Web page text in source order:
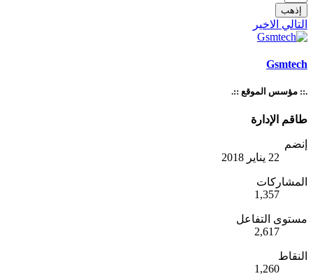
إذهب
التالي الاخير
Gsmtech
.:: مؤسس الموقع ::.
طاقم الإدارة
إنضم
22 يناير 2018
المشاركات
1,357
مستوى التفاعل
2,617
النقاط
1,260